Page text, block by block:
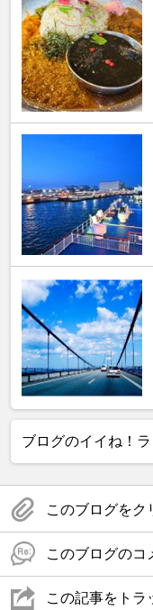
ブログのイイね！
このブログをク
このブログのコ
この記事をトラ